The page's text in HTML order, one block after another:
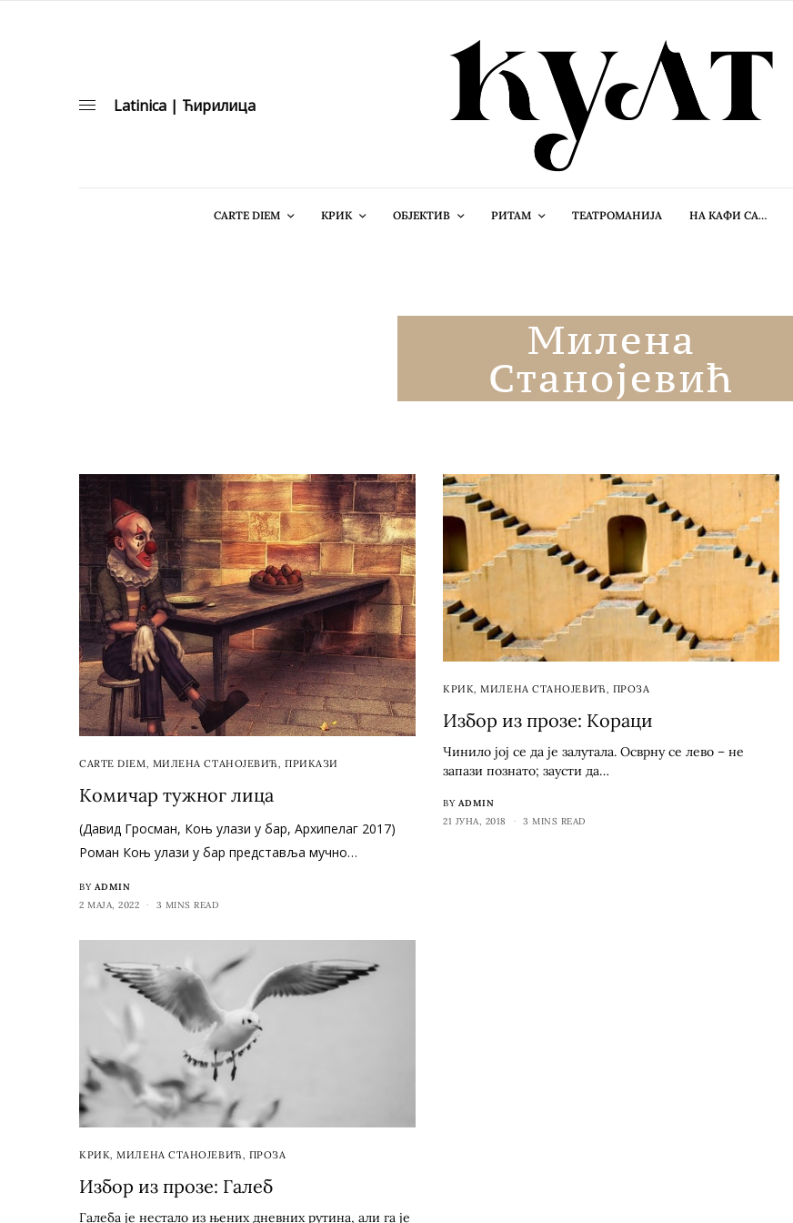
Latinica | Ћирилица
CARTE DIEM КРИК ОБЈЕКТИВ РИТАМ ТЕАТРОМАНИЈА НА КАФИ СА…
Милена
Станојевић
CARTE DIEM, МИЛЕНА СТАНОЈЕВИЋ,ПРИКАЗИ
Комичар тужног лица
(Давид Гросман, Коњ улази у бар, Архипелаг 2017)
Роман Коњ улази у бар представља мучно…
BY ADMIN
2 МАЈА, 2022
3 MINS READ
КРИК ,МИЛЕНА СТАНОЈЕВИЋ ПРОЗА
Избор из прозе: Кораци
Чинило јој се да је залутала. Осврну се лево – не
запази познато; заусти да…
BY ADMIN
21 ЈУНА, 2018
3 MINS READ
КРИК ,МИЛЕНА СТАНОЈЕВИЋ ПРОЗА
Избор из прозе: Галеб
Галеба је нестало из њених дневних рутина, али га је